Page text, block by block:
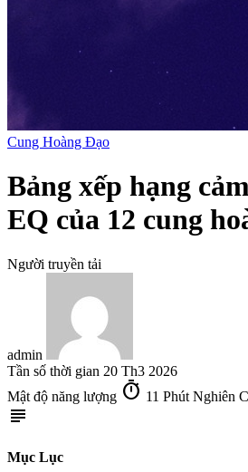
Cung Hoàng Đạo
Bảng xếp hạng
EQ của 12 cung
Người truyền tải
admin
Tần số thời gian 20 Th3 2026
Mật độ năng lượng timer 11 Phút Nghiên
subject
Mục Lục